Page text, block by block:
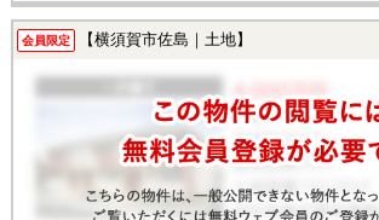
会員限定 【横須賀市佐島｜土地】